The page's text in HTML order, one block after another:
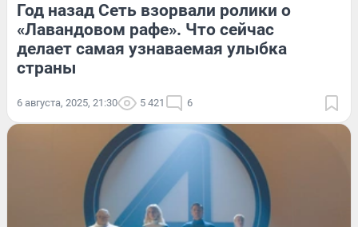
Год назад Сеть взорвали ролики о
«Лавандовом рафе». Что сейчас
делает самая узнаваемая улыбка
страны
6 августа, 2025, 21:30 5 421 6